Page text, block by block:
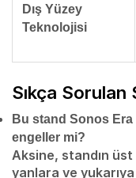
Dış Yüzey
Teknolojisi
Sıkça Sorulan
Bu stand Sonos Era
engeller mi?
Aksine, standın üst
yanlara ve